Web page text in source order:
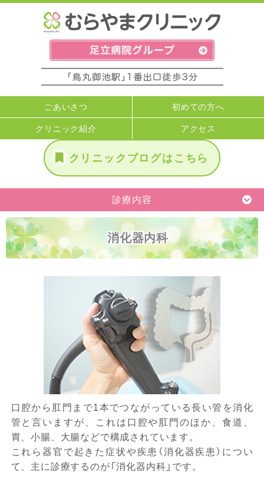
ごあいさつ 初めての方へ
クリニック紹介 アクセス
クリニックブログはこちら
診療内容
消化器内科
口腔から肛門まで1本でつながっている長い管を消化
管と言いますが、これは口腔や肛門のほか、食道、
胃、小腸、大腸などで構成されています。
これら器官で起きた症状や疾患（消化器疾患）につい
て、主に診療するのが「消化器内科」です。